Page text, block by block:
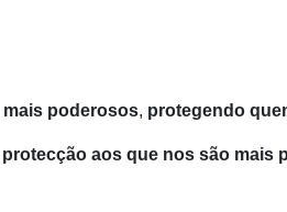
poderosos, protegendo
aos que nos são